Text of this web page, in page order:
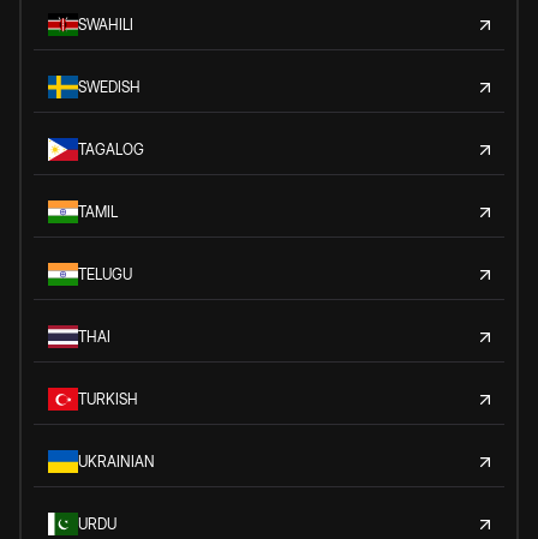
SWAHILI
SWEDISH
TAGALOG
TAMIL
TELUGU
THAI
TURKISH
UKRAINIAN
URDU